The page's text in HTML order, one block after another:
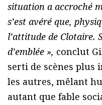
situation a accroché
s’est avéré que,
l’attitude de Clotaire.
d’emblée », conclut
serti de scènes plus
les autres, mêlant
autant que fable